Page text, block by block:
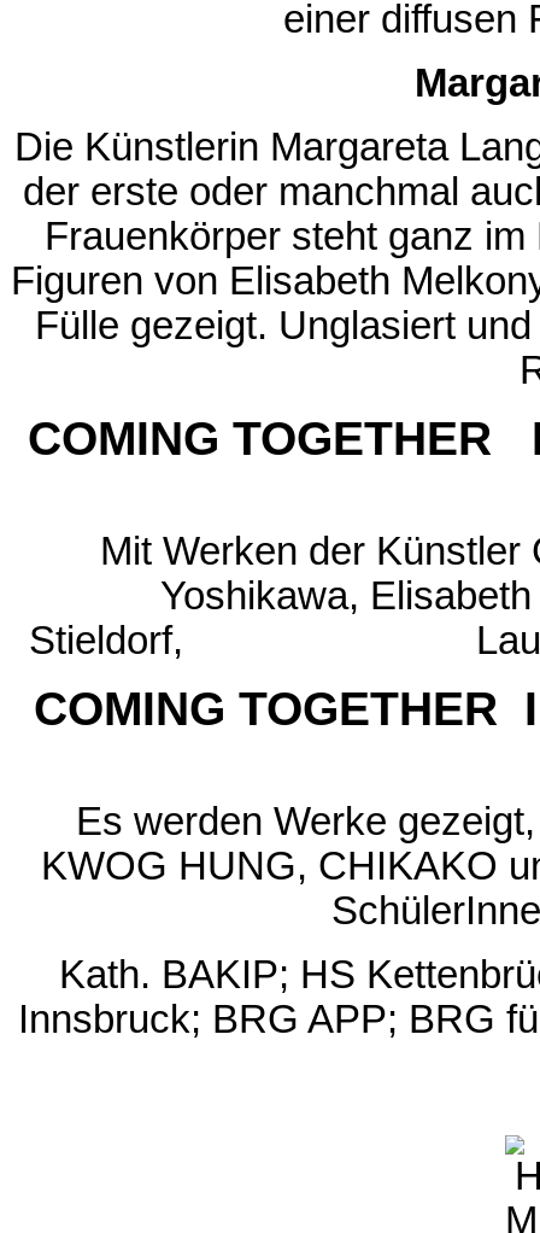
einer diffusen
Die Künstlerin Margareta
der erste oder manchmal
Frauenkörper steht ganz
Figuren von Elisabeth
Fülle gezeigt. Unglasiert
COMING
Mit Werken der Künstler
Yoshikawa,
Stieldorf, Lau Kwog
COMING TOGETHER
Es werden Werke
KWOG HUNG, CHIKAKO
Kath. BAKIP; HS
Innsbruck; BRG APP; BRG